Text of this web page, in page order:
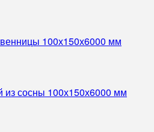
100х150х6000 мм